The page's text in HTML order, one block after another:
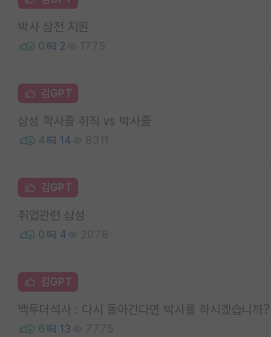
박사 삼전 지원
0 2 1775
김GPT
삼성 학사졸 취직 vs 박사졸
4 14 8311
김GPT
취업관련 삼성
0 4 2078
김GPT
백투더석사 : 다시 돌아간다면 박사를 하시겠습니까?
6 13 7775